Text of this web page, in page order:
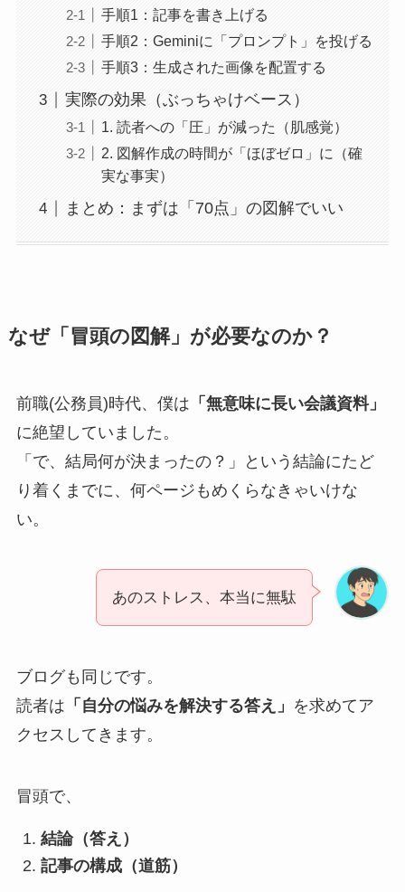
手順1：記事を書き上げる
手順2：Geminiに「プロンプト」を投げる
手順3：生成された画像を配置する
実際の効果（ぶっちゃけベース）
1. 読者への「圧」が減った（肌感覚）
2. 図解作成の時間が「ほぼゼロ」に（確
実な事実）
まとめ：まずは「70点」の図解でいい
なぜ「冒頭の図解」が必要なのか？
前職(公務員)時代、僕は 「無意味に長い会議資料」
に絶望していました。
「で、結局何が決まったの？」という結論にたど
り着くまでに、何ページもめくらなきゃいけな
い。
あのストレス、本当に無駄
ブログも同じです。
読者は 「自分の悩みを解決する答え」 を求めてア
クセスしてきます。
冒頭で、
結論（答え）
記事の構成（道筋）